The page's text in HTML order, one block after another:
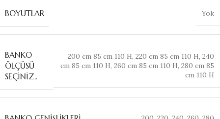
BOYUTLAR Yok
BANKO
ÖLÇÜSÜ
SEÇINIZ..
200 cm 85 cm 110 H, 220 cm 85 cm 110 H, 240
cm 85 cm 110 H, 260 cm 85 cm 110 H, 280 cm 85
cm 110 H